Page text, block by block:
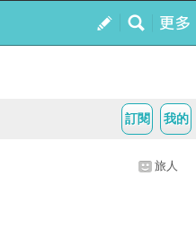
我的
訂閱
旅人